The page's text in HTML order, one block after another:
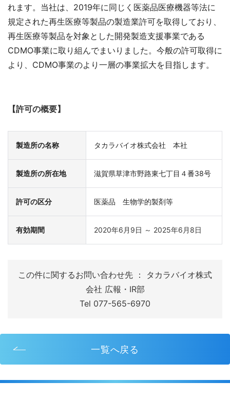
れます。当社は、2019年に同じく医薬品医療機器等法に
規定された再生医療等製品の製造業許可を取得しており、
再生医療等製品を対象とした開発製造支援事業である
CDMO事業に取り組んでまいりました。今般の許可取得に
より、CDMO事業のより一層の事業拡大を目指します。
【許可の概要】
製造所の名称 タカラバイオ株式会社 本社
製造所の所在地 滋賀県草津市野路東七丁目４番38号
許可の区分 医薬品 生物学的製剤等
有効期間 2020年6月9日 ～ 2025年6月8日
この件に関するお問い合わせ先 ： タカラバイオ株式
会社 広報・IR部
Tel 077-565-6970
一覧へ戻る